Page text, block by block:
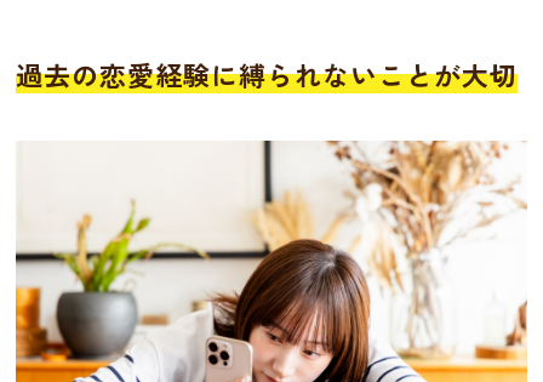
過去の恋愛経験に縛られないことが大切